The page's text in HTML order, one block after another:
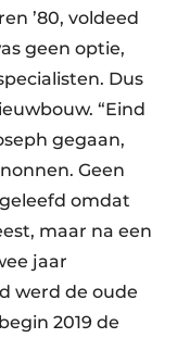
’80, voldeed
geen optie,
Dus
“Eind
gegaan,
Geen
omdat
maar na een
jaar
werd de oude
2019 de